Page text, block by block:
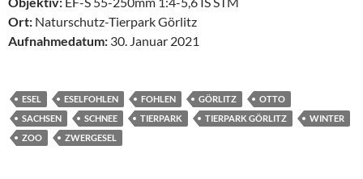
Ort: Naturschutz-Tierpark Görlitz
Aufnahmedatum: 30. Januar 2021
ESEL ESELFOHLEN FOHLEN GÖRLITZ
OTTO
SACHSEN
SCHNEE TIERPARK TIERPARK GÖRLITZ
WINTER
ZOO
ZWERGESEL